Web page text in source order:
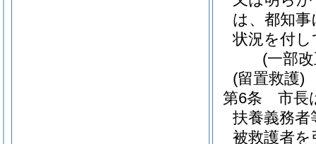
は、都知
状況を付
(一部
(留置救護)
第6条
市長
扶養義務者
被救護者